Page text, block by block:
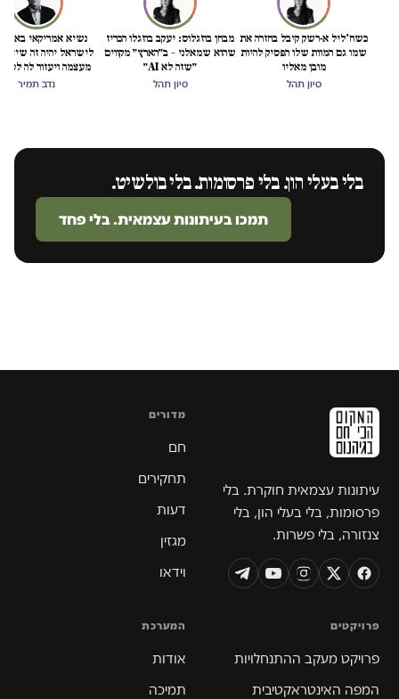
כשח'ליל א-רשק קיבל בחזרה את
שמו גם המוות שלו הפסיק להיות
מובן מאליו
סיון תהל
מבחן בוזגלוס: יעקב בוזגלו הכריז
שהוא שמאלני – ב״הארץ״ מקווים
״שזה לא AI״
סיון תהל
נשיא אמריקאי באמת
לישראל יהיה זה
מעצמה ויעזור לה
הכיבוש
נדב תמיר
בלי בעלי הון. בלי פרסומות. בלי בולשיט.
תמכו בעיתונות עצמאית. בלי פחד
עיתונות עצמאית חוקרת. בלי
פרסומות, בלי בעלי הון, בלי
צנזורה, בלי פשרות.
מדורים
חם
תחקירים
דעות
מגזין
וידאו
פרויקטים
פרויקט מעקב ההתנחלויות
המפה האינטראקטיבית
המערכת
אודות
תמיכה